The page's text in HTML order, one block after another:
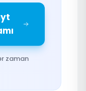
zaman